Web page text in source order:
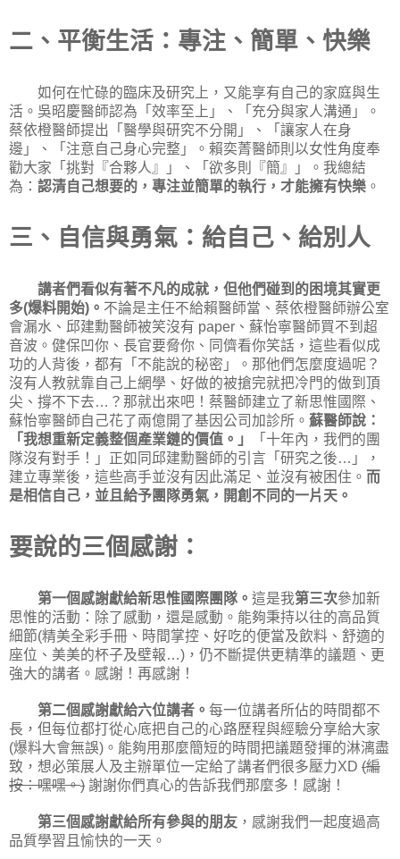
二、平衡生活：專注、簡單、快樂
如何在忙碌的臨床及研究上，又能享有自己的家庭與生
活。吳昭慶醫師認為「效率至上」、「充分與家人溝通」。
蔡依橙醫師提出「醫學與研究不分開」、「讓家人在身
邊」、「注意自己身心完整」。賴奕菁醫師則以女性角度奉
勸大家「挑對『合夥人』」、「欲多則『簡』」。我總結
為： 認清自己想要的，專注並簡單的執行，才能擁有快樂 。
三、自信與勇氣：給自己、給別人
講者們看似有著不凡的成就，但他們碰到的困境其實更
多(爆料開始) 。 不論是主任不給賴醫師當、蔡依橙醫師辦公室
會漏水、邱建勳醫師被笑沒有 paper 、蘇怡寧醫師買不到超
音波。健保凹你、長官要脅你、同儕看你笑話，這些看似成
功的人背後，都有「不能說的秘密」。那他們怎麼度過呢？
沒有人教就靠自己上網學、好做的被搶完就把冷門的做到頂
尖、撐不下去… ？那就出來吧！蔡醫師建立了新思惟國際、
蘇怡寧醫師自己花了兩億開了基因公司加診所。 蘇醫師說：
「我想重新定義整個產業鏈的價值。」
「十年內，我們的團
隊沒有對手！」正如同邱建勳醫師的引言「研究之後… 」，
建立專業後，這些高手並沒有因此滿足、並沒有被困住。 而
是相信自己，並且給予團隊勇氣，開創不同的一片天。
要說的三個感謝：
第一個感謝獻給新思惟國際團隊。 這是我第三次參加新
思惟的活動：除了感動，還是感動。能夠秉持以往的高品質
細節(精美全彩手冊、時間掌控、好吃的便當及飲料、舒適的
座位、美美的杯子及壁報…) ，仍不斷提供更精準的議題、更
強大的講者。感謝！再感謝！
第二個感謝獻給六位講者。 每一位講者所佔的時間都不
長，但每位都打從心底把自己的心路歷程與經驗分享給大家
(爆料大會無誤) 。能夠用那麼簡短的時間把議題發揮的淋漓盡
致，想必策展人及主辦單位一定給了講者們很多壓力XD (編
按：嘿嘿。) 謝謝你們真心的告訴我們那麼多！感謝！
第三個感謝獻給所有參與的朋友 ，感謝我們一起度過高
品質學習且愉快的一天。